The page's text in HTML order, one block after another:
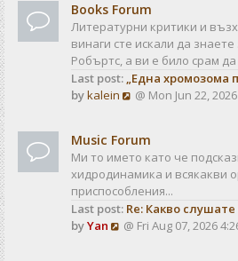
p
o
s
w
t
h
e
l
a
s
t
p
o
s
t
Books Forum
Литературни критики и
винаги сте искали да
Робъртс, а ви е било срам
Last post: „Една хромозома
bykalein
V
w
t
h
e
l
a
@ Mon Jun 22,
Music Forum
Ми то името като че
хидродинамика и всякакви
приспособления...
Last post: Re: Какво слушате
byYan
V@ Fri Aug 07, 2026